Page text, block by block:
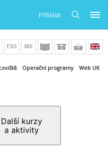
Přihlásit
Operační programy Web UK
Další kurzy
a aktivity